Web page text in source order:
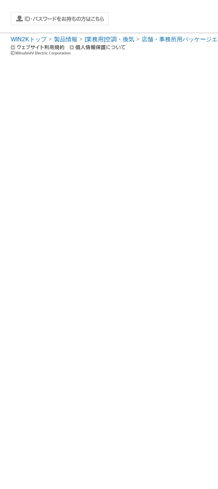
WIN2Kトップ 製品情報 [業務用]空調・換気 店舗・事務所用パッケージ